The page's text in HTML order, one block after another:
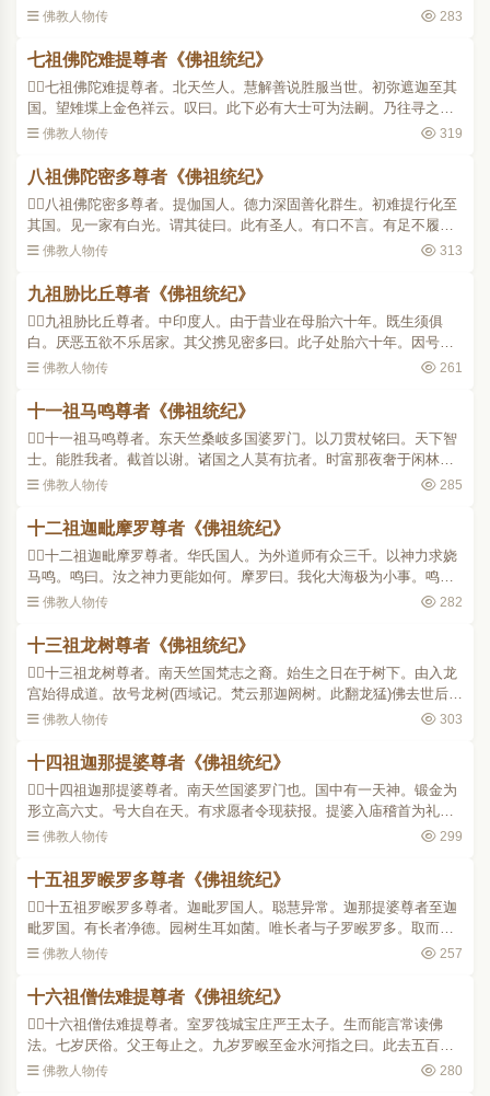
知识修习佛道。自此殊途已经六劫。彼仙记曰。汝后六劫当遇同学获
佛教人物传 283
七祖佛陀难提尊者《佛祖统纪》
七祖佛陀难提尊者。北天竺人。慧解善说胜服当世。初弥遮迦至其
国。望雉堞上金色祥云。叹曰。此下必有大士可为法嗣。乃往寻之。
果于阛阓中见佛陀难提。而谓之曰。我师提迦多说。世尊昔游北印度
佛教人物传 319
八祖佛陀密多尊者《佛祖统纪》
八祖佛陀密多尊者。提伽国人。德力深固善化群生。初难提行化至
其国。见一家有白光。谓其徒曰。此有圣人。有口不言。有足不履。
及至其舍。长者问其何来。难提即曰。来求弟子。长者曰。我有一
佛教人物传 313
九祖胁比丘尊者《佛祖统纪》
九祖胁比丘尊者。中印度人。由于昔业在母胎六十年。既生须俱
白。厌恶五欲不乐居家。其父携见密多曰。此子处胎六十年。因号难
生。曾遇相者。言是法器。愿求出家。受戒之日祥光烛座。感舍利三
佛教人物传 261
十一祖马鸣尊者《佛祖统纪》
十一祖马鸣尊者。东天竺桑岐多国婆罗门。以刀贯杖铭曰。天下智
士。能胜我者。截首以谢。诸国之人莫有抗者。时富那夜奢于闲林中
坐。马鸣大慢贡高计实有我。闻夜奢说诸法空无我无人。往谓之曰。
佛教人物传 285
十二祖迦毗摩罗尊者《佛祖统纪》
十二祖迦毗摩罗尊者。华氏国人。为外道师有众三千。以神力求娆
马鸣。鸣曰。汝之神力更能如何。摩罗曰。我化大海极为小事。鸣
曰。汝能化性海否。问何谓性海。鸣曰。山河大地依之建立。三昧六
佛教人物传 282
十三祖龙树尊者《佛祖统纪》
十三祖龙树尊者。南天竺国梵志之裔。始生之日在于树下。由入龙
宫始得成道。故号龙树(西域记。梵云那迦阏树。此翻龙猛)佛去世后七
百年出。天姿聪悟。在乳哺中闻诸梵志诵四韦陀典。有四万偈。偈各
佛教人物传 303
十四祖迦那提婆尊者《佛祖统纪》
十四祖迦那提婆尊者。南天竺国婆罗门也。国中有一天神。锻金为
形立高六丈。号大自在天。有求愿者令现获报。提婆入庙稽首为礼。
天动眼努视。提婆语曰。夫为神者当以精灵偃服群类。而假金宝为
佛教人物传 299
十五祖罗睺罗多尊者《佛祖统纪》
十五祖罗睺罗多尊者。迦毗罗国人。聪慧异常。迦那提婆尊者至迦
毗罗国。有长者净德。园树生耳如菌。唯长者与子罗睺罗多。取而食
之。取已随生。自余亲属皆不能见。尊者知其宿因。遂至其家谓之
佛教人物传 257
十六祖僧佉难提尊者《佛祖统纪》
十六祖僧佉难提尊者。室罗筏城宝庄严王太子。生而能言常读佛
法。七岁厌俗。父王每止之。九岁罗睺至金水河指之曰。此去五百
里。有圣者名难提。佛记一千年后当绍圣位。即领众往见之。正值入
佛教人物传 280